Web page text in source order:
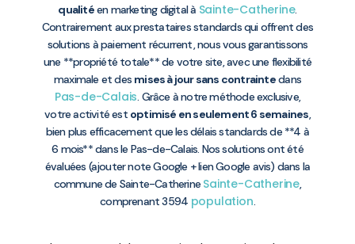
qualitéen marketing digital à Sainte-Catherine.
Contrairement aux prestataires standards qui offrent des
solutions à paiement récurrent, nous vous garantissons
une **propriété totale** de votre site, avec une flexibilité
maximale et des mises à jour sans contraintedans
Pas-de-Calais. Grâce à notre méthode exclusive,
votre activité est optimisé en seulement 6 semaines,
bien plus efficacement que les délais standards de **4 à
6 mois** dans le Pas-de-Calais. Nos solutions ont été
évaluées (ajouter note Google + lien Google avis) dans la
commune de Sainte-Catherine Sainte-Catherine,
comprenant 3594 population.